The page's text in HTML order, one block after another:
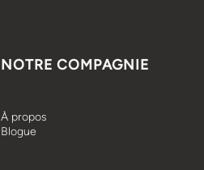
NOTRE COMPAGNIE
À propos
Blogue